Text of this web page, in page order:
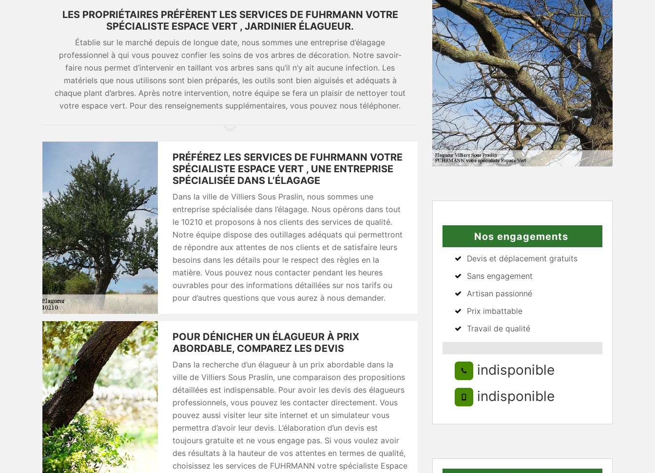
LES PROPRIÉTAIRES PRÉFÈRENT LES SERVICES DE FUHRMANN VOTRE
SPÉCIALISTE ESPACE VERT , JARDINIER ÉLAGUEUR.
Établie sur le marché depuis de longue date, nous sommes une entreprise d’élagage
professionnel à qui vous pouvez confier les soins de vos arbres de décoration. Notre savoir-
faire nous permet d’intervenir en taillant vos arbres sans qu’il n’y ait aucune infection. Les
matériels que nous utilisons sont bien préparés, les outils sont bien aiguisés et adéquats à
chaque plant d’arbres. Après notre intervention, notre équipe se fera un plaisir de nettoyer tout
votre espace vert. Pour des renseignements supplémentaires, vous pouvez nous téléphoner.
PRÉFÉREZ LES SERVICES DE FUHRMANN VOTRE
SPÉCIALISTE ESPACE VERT , UNE ENTREPRISE
SPÉCIALISÉE DANS L’ÉLAGAGE
Dans la ville de Villiers Sous Praslin, nous sommes une
entreprise spécialisée dans l’élagage. Nous opérons dans tout
le 10210 et proposons à nos clients des services de qualité.
Notre équipe dispose des outillages adéquats qui permettront
de répondre aux attentes de nos clients et de satisfaire leurs
besoins dans les détails pour le respect des règles en la
matière. Vous pouvez nous contacter pendant les heures
ouvrables pour des informations détaillées sur nos tarifs ou
pour d’autres questions que vous aurez à nous demander.
POUR DÉNICHER UN ÉLAGUEUR À PRIX
ABORDABLE, COMPAREZ LES DEVIS
Dans la recherche d’un élagueur à un prix abordable dans la
ville de Villiers Sous Praslin, une comparaison des propositions
détaillées est indispensable. Pour avoir les devis des élagueurs
professionnels, vous pouvez les contacter directement. Vous
pouvez aussi visiter leur site internet et un simulateur vous
permettra d’avoir leur devis. L’élaboration d’un devis est
toujours gratuite et ne vous engage pas. Si vous voulez avoir
des résultats à la hauteur de vos attentes en termes de qualité,
choisissez les services de FUHRMANN votre spécialiste Espace
Nos engagements
Devis et déplacement gratuits
Sans engagement
Artisan passionné
Prix imbattable
Travail de qualité
indisponible
indisponible